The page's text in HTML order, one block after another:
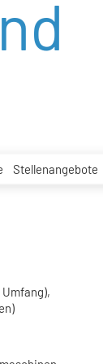
Stellenangebote